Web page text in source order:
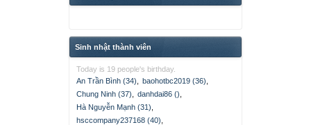
Sinh nhật thành viên
Today is 19 people's birthday.
An Trần Bình (34)
baohotbc2019 (36)
Chung Ninh (37)
danhdai86 ()
Hà Nguyễn Mạnh (31)
hsccompany237168 (40)